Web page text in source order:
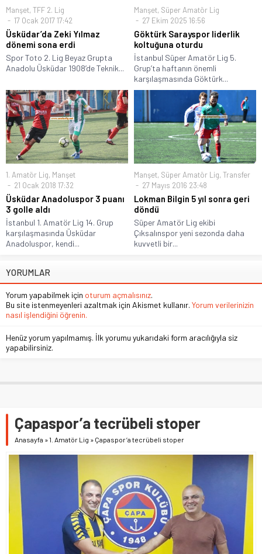
Manşet, TFF 2. Lig
17 Ocak 2017 17:42
Üsküdar’da Zeki Yılmaz
dönemi sona erdi
Spor Toto 2. Lig Beyaz Grupta
Anadolu Üsküdar 1908’de Teknik...
Manşet, Süper Amatör Lig
27 Ekim 2025 16:56
Göktürk Sarayspor liderlik
koltuğuna oturdu
İstanbul Süper Amatör Lig 5.
Grup’ta haftanın önemli
karşılaşmasında Göktürk...
1. Amatör Lig, Manşet
21 Ocak 2018 17:32
Üsküdar Anadoluspor 3 puanı
3 golle aldı
İstanbul 1. Amatör Lig 14. Grup
karşılaşmasında Üsküdar
Anadoluspor, kendi...
Manşet, Süper Amatör Lig, Transfer
27 Mayıs 2016 23:48
Lokman Bilgin 5 yıl sonra geri
döndü
Süper Amatör Lig ekibi
Çıksalınspor yeni sezonda daha
kuvvetli bir...
YORUMLAR
Yorum yapabilmek için oturum açmalısınız.
Bu site istenmeyenleri azaltmak için Akismet kullanır. Yorum verilerinizin
nasıl işlendiğini öğrenin.
Henüz yorum yapılmamış. İlk yorumu yukarıdaki form aracılığıyla siz
yapabilirsiniz.
Çapaspor’a tecrübeli stoper
Anasayfa »1. Amatör Lig » Çapaspor’a tecrübeli stoper